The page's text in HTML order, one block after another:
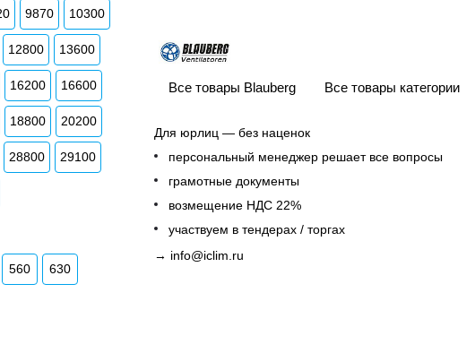
9870 10300
12800 13600
16200 16600
18800 20200
28800 29100
560 630
Все товары Blauberg Все товары категории
Для юрлиц — без наценок
персональный менеджер решает все вопросы
грамотные документы
возмещение НДС 22%
участвуем в тендерах / торгах
→ info@iclim.ru